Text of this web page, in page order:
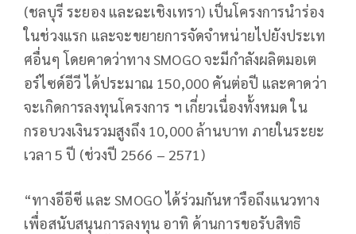
(ชลบุรี ระยอง และฉะเชิงเทรา) เป็นโครงการนำร่อง
ในช่วงแรก และจะขยายการจัดจำหน่ายไปยังประเท
ศอื่นๆ โดยคาดว่าทาง SMOGO จะมีกำลังผลิตมอเต
อร์ไซด์อีวี ได้ประมาณ 150,000 คันต่อปี และคาดว่า
จะเกิดการลงทุนโครงการ ฯ เกี่ยวเนื่องทั้งหมด ใน
กรอบวงเงินรวมสูงถึง 10,000 ล้านบาท ภายในระยะ
เวลา 5 ปี (ช่วงปี 2566 – 2571)
“ทางอีอีซี และ SMOGO ได้ร่วมกันหารือถึงแนวทาง
เพื่อสนับสนุนการลงทุน อาทิ ด้านการขอรับสิทธิ